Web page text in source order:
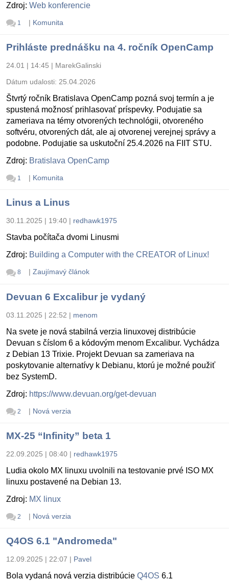
Zdroj: Web konferencie
1 | Komunita
Prihláste prednášku na 4. ročník OpenCamp
24.01 | 14:45 | MarekGalinski
Dátum udalosti: 25.04.2026
Štvrtý ročník Bratislava OpenCamp pozná svoj termín a je
spustená možnosť prihlasovať príspevky. Podujatie sa
zameriava na témy otvorených technológii, otvoreného
softvéru, otvorených dát, ale aj otvorenej verejnej správy a
podobne. Podujatie sa uskutoční 25.4.2026 na FIIT STU.
Zdroj: Bratislava OpenCamp
1 | Komunita
Linus a Linus
30.11.2025 | 19:40 | redhawk1975
Stavba počítača dvomi Linusmi
Zdroj: Building a Computer with the CREATOR of Linux!
8 | Zaujímavý článok
Devuan 6 Excalibur je vydaný
03.11.2025 | 22:52 | menom
Na svete je nová stabilná verzia linuxovej distribúcie
Devuan s číslom 6 a kódovým menom Excalibur. Vychádza
z Debian 13 Trixie. Projekt Devuan sa zameriava na
poskytovanie alternatívy k Debianu, ktorú je možné použiť
bez SystemD.
Zdroj: https://www.devuan.org/get-devuan
2 | Nová verzia
MX-25 “Infinity” beta 1
22.09.2025 | 08:40 | redhawk1975
Ludia okolo MX linuxu uvolnili na testovanie prvé ISO MX
linuxu postavené na Debian 13.
Zdroj: MX linux
2 | Nová verzia
Q4OS 6.1 "Andromeda"
12.09.2025 | 22:07 | Pavel
Bola vydaná nová verzia distribúcie Q4OS 6.1